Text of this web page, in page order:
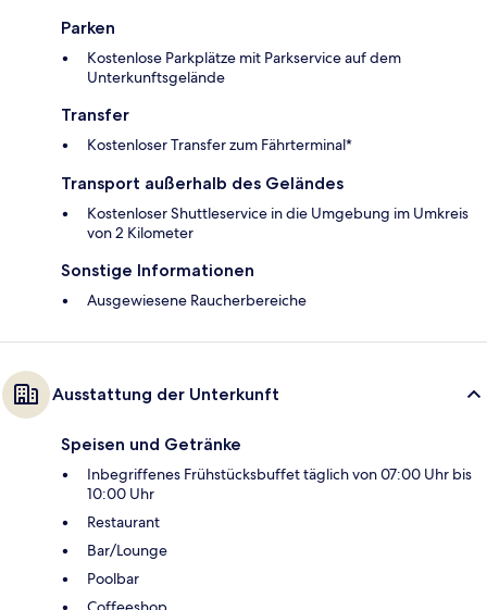
Parken
Kostenlose Parkplätze mit Parkservice auf dem
Unterkunftsgelände
Transfer
Kostenloser Transfer zum Fährterminal*
Transport außerhalb des Geländes
Kostenloser Shuttleservice in die Umgebung im Umkreis
von 2 Kilometer
Sonstige Informationen
Ausgewiesene Raucherbereiche
Ausstattung der Unterkunft
Speisen und Getränke
Inbegriffenes Frühstücksbuffet täglich von 07:00 Uhr bis
10:00 Uhr
Restaurant
Bar/Lounge
Poolbar